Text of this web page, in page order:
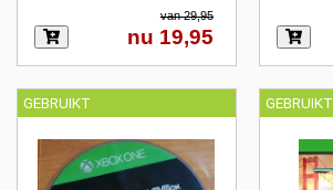
van 29,95
nu 19,95
GEBRUIKT GEBRUIKT